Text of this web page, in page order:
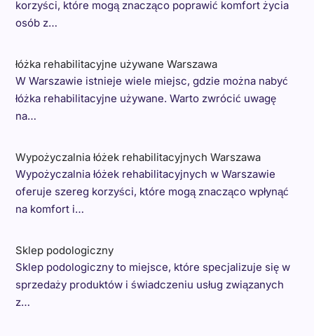
korzyści, które mogą znacząco poprawić komfort życia
osób z…
łóżka rehabilitacyjne używane Warszawa
W Warszawie istnieje wiele miejsc, gdzie można nabyć
łóżka rehabilitacyjne używane. Warto zwrócić uwagę
na…
Wypożyczalnia łóżek rehabilitacyjnych Warszawa
Wypożyczalnia łóżek rehabilitacyjnych w Warszawie
oferuje szereg korzyści, które mogą znacząco wpłynąć
na komfort i…
Sklep podologiczny
Sklep podologiczny to miejsce, które specjalizuje się w
sprzedaży produktów i świadczeniu usług związanych
z…